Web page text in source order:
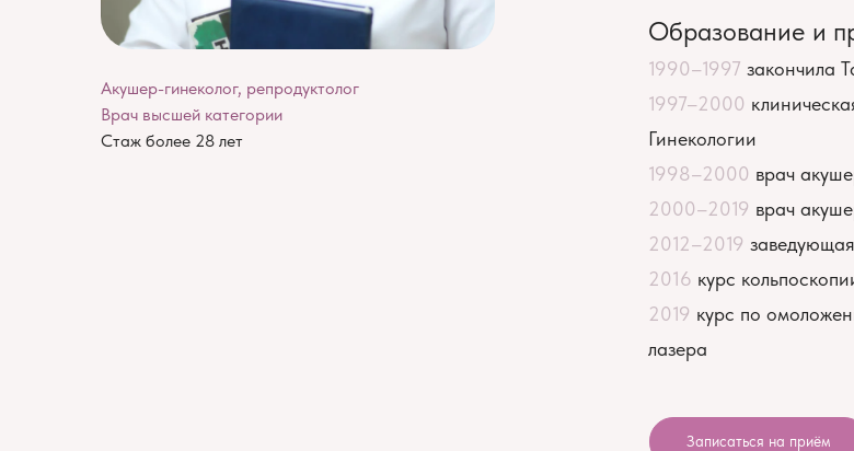
Акушер-гинеколог, репродуктолог
Врач высшей категории
Стаж более 28 лет
Образование и
1990–1997 закончила
1997–2000
Гинекологии
1998–2000 врач
2000–2019 врач
2012–2019
2016 курс
2019 курс по о
лазера
Записаться на приём